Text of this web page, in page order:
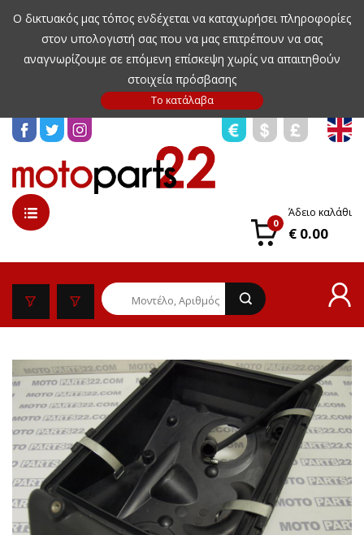
Ο δικτυακός μας τόπος ενδέχεται να καταχωρήσει πληροφορίες
στον υπολογιστή σας που να μας επιτρέπουν να σας
αναγνωρίζουμε σε επόμενη επίσκεψη χωρίς να απαιτηθούν
στοιχεία πρόσβασης
0
Άδειο καλάθι
€ 0.00